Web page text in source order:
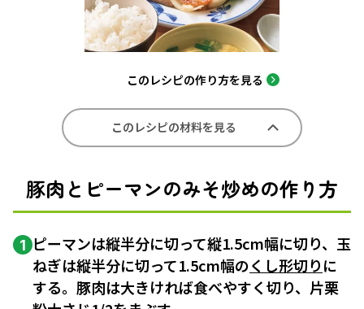
このレシピの作り方を見る
このレシピの材料を見る
豚肉とピーマンのみそ炒めの作り方
1 ピーマンは縦半分に切って縦1.5cm幅に切り、玉
ねぎは縦半分に切って1.5cm幅のくし形切りに
する。豚肉は大きければ食べやすく切り、片栗